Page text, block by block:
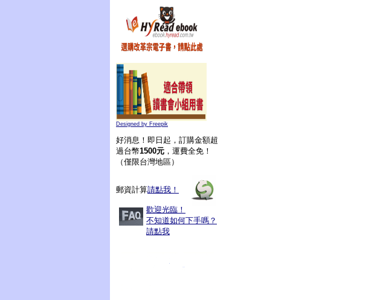
Designed by Freepik
好消息！即日起，訂購金額超
過台幣1500元 ，運費全免！
（僅限台灣地區）
郵資計算請點我！
歡迎光臨！
不知道如何下手嗎？
請點我